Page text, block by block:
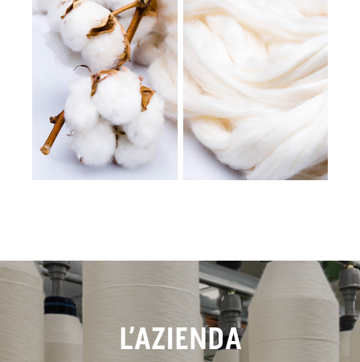
L’AZIENDA